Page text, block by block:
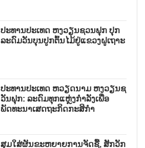
ປະທານປະເທດ ຫງວຽນຊວນຟຸກ ປຸກ
ລະດົມວັນບຸນປູກຕົ້ນໄມ້ຢູ່ແຂວງຝູເຖາະ
ປະທານປະເທດ ຫວຽດນາມ ຫງວຽນຊ
ວັນຟຸກ: ລະດົມທຸກແຫຼ່ງກຳລັງເພື່ອ
ພັດທະນາເສດຖະກິດກະສິກຳ
ສຸມໃສ່ຜັນຂະຫຍາຍການຈັດຊື້, ສັກວັກ